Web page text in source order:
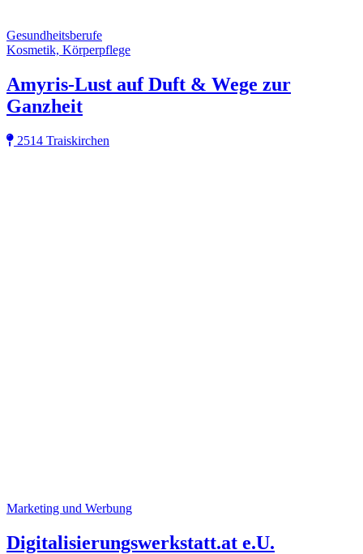
Gesundheitsberufe
Kosmetik, Körperpflege
Amyris-Lust auf Duft & Wege zur
Ganzheit
2514 Traiskirchen
Marketing und Werbung
Digitalisierungswerkstatt.at e.U.